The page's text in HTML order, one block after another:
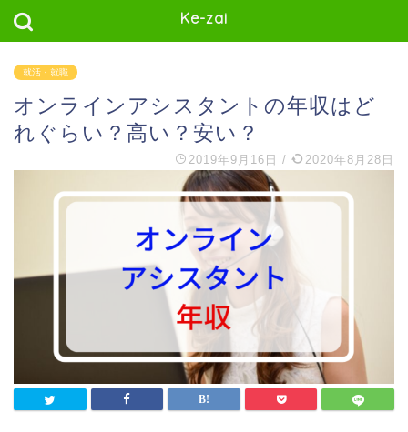
Ke-zai
就活・就職
オンラインアシスタントの年収はど
れぐらい？高い？安い？
2019年9月16日 / 2020年8月28日